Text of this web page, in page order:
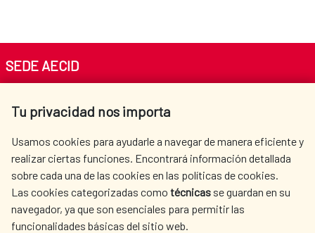
Tu privacidad nos importa
Usamos cookies para ayudarle a navegar de manera eficiente y
realizar ciertas funciones. Encontrará información detallada
sobre cada una de las cookies en las políticas de cookies.
Las cookies categorizadas como técnicas se guardan en su
navegador, ya que son esenciales para permitir las
funcionalidades básicas del sitio web.
SEDE AECID
Tel. +34 900 20 30 54​​​​​​​
AECID
WHERE DO WE COOPERATE?
SPANISH HUMANITARIAN
ACTION
PRESS ROOM